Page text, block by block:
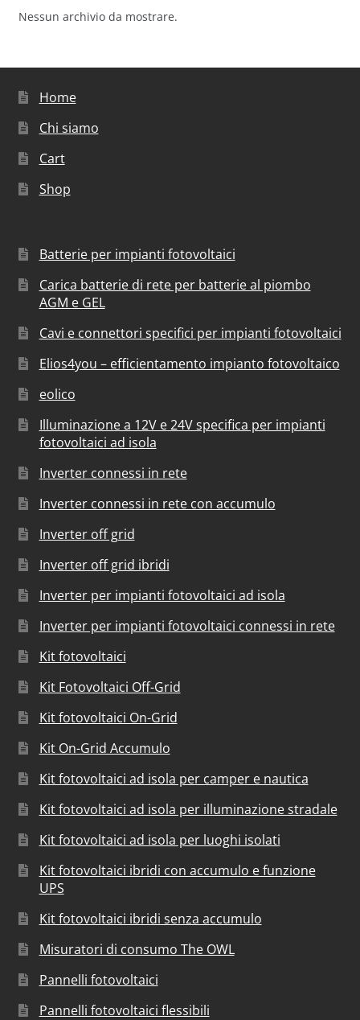
Nessun archivio da mostrare.
Home
Chi siamo
Cart
Shop
Batterie per impianti fotovoltaici
Carica batterie di rete per batterie al piombo
AGM e GEL
Cavi e connettori specifici per impianti fotovoltaici
Elios4you – efficientamento impianto fotovoltaico
eolico
Illuminazione a 12V e 24V specifica per impianti
fotovoltaici ad isola
Inverter connessi in rete
Inverter connessi in rete con accumulo
Inverter off grid
Inverter off grid ibridi
Inverter per impianti fotovoltaici ad isola
Inverter per impianti fotovoltaici connessi in rete
Kit fotovoltaici
Kit Fotovoltaici Off-Grid
Kit fotovoltaici On-Grid
Kit On-Grid Accumulo
Kit fotovoltaici ad isola per camper e nautica
Kit fotovoltaici ad isola per illuminazione stradale
Kit fotovoltaici ad isola per luoghi isolati
Kit fotovoltaici ibridi con accumulo e funzione
UPS
Kit fotovoltaici ibridi senza accumulo
Misuratori di consumo The OWL
Pannelli fotovoltaici
Pannelli fotovoltaici flessibili